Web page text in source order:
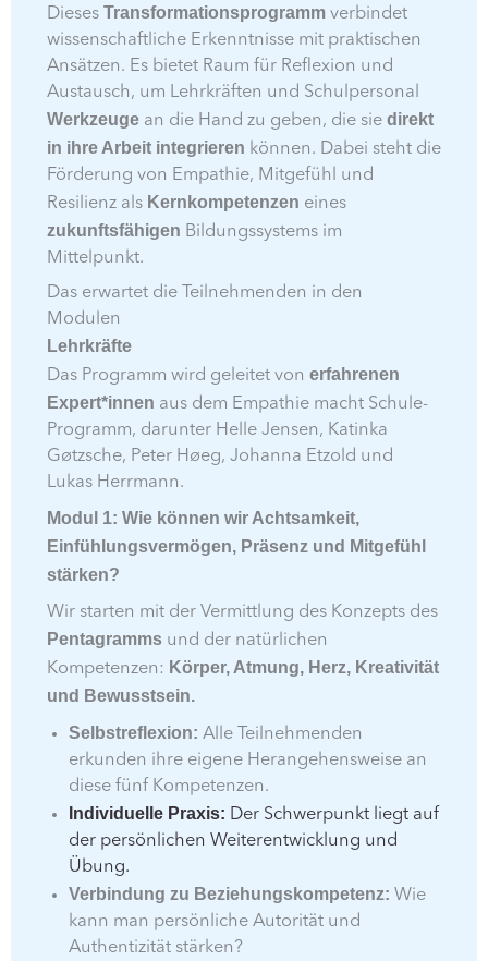
Dieses Transformationsprogrammverbindet
wissenschaftliche Erkenntnisse mit praktischen
Ansätzen. Es bietet Raum für Reflexion und
Austausch, um Lehrkräften und Schulpersonal
Werkzeugean die Hand zu geben, die sie direkt
in ihre Arbeit integrieren können. Dabei steht die
Förderung von Empathie, Mitgefühl und
Resilienz als Kernkompetenzen eines
zukunftsfähigen Bildungssystems im
Mittelpunkt.
Das erwartet die Teilnehmenden in den
Modulen
Lehrkräfte
Das Programm wird geleitet von erfahrenen
Expert*innen aus dem Empathie macht Schule-
Programm, darunter Helle Jensen, Katinka
Gøtzsche, Peter Høeg, Johanna Etzold und
Lukas Herrmann.
Modul 1: Wie können wir Achtsamkeit,
Einfühlungsvermögen, Präsenz und Mitgefühl
stärken?
Wir starten mit der Vermittlung des Konzepts des
Pentagrammsund der natürlichen
Kompetenzen: Körper, Atmung, Herz, Kreativität
und Bewusstsein.
Selbstreflexion: Alle Teilnehmenden
erkunden ihre eigene Herangehensweise an
diese fünf Kompetenzen.
Individuelle Praxis: Der Schwerpunkt liegt auf
der persönlichen Weiterentwicklung und
Übung.
Verbindung zu Beziehungskompetenz: Wie
kann man persönliche Autorität und
Authentizität stärken?